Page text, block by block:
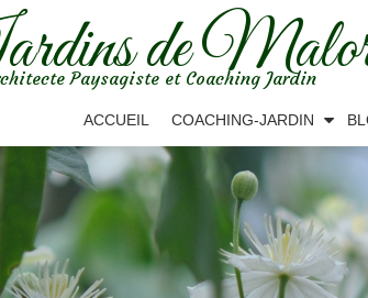
de
Paysagiste et Coaching Jardin
ACCUEIL COACHING-JARDIN